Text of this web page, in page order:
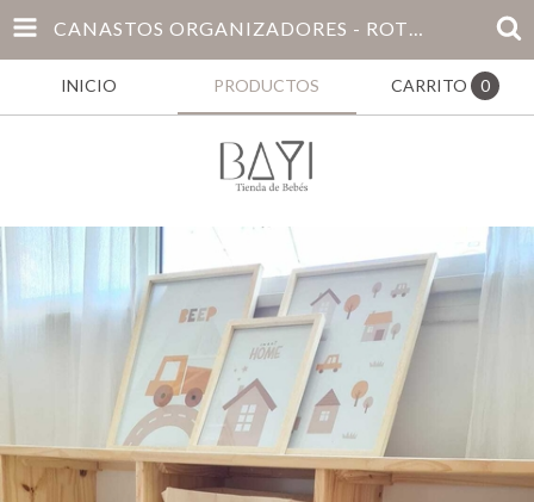
CANASTOS ORGANIZADORES - ROTULADOS
INICIO PRODUCTOS CARRITO 0